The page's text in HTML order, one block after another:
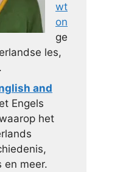
wt
on
ge
les,
and
Engels
het
en meer.